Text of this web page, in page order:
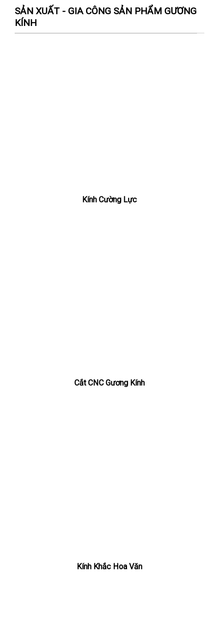
SẢN XUẤT - GIA CÔNG SẢN PHẨM GƯƠNG
KÍNH
Kính Cường Lực
Cắt CNC Gương Kính
Kính Khắc Hoa Văn